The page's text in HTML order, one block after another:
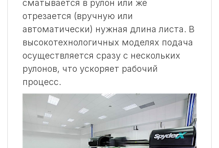
сматывается в рулон или же
отрезается (вручную или
автоматически) нужная длина листа. В
высокотехнологичных моделях подача
осуществляется сразу с нескольких
рулонов, что ускоряет рабочий
процесс.